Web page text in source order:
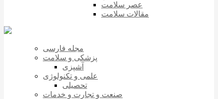
عصر سلامت
مقالات سلامت
مجله فارسی
پزشکی و سلامت
آشپزی
علمی و تکنولوژی
تحصیلی
صنعت و تجارت و خدمات